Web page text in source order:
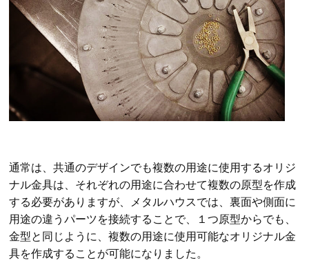
通常は、共通のデザインでも複数の用途に使用するオリジ
ナル金具は、それぞれの用途に合わせて複数の原型を作成
する必要がありますが、メタルハウスでは、裏面や側面に
用途の違うパーツを接続することで、１つ原型からでも、
金型と同じように、複数の用途に使用可能なオリジナル金
具を作成することが可能になりました。